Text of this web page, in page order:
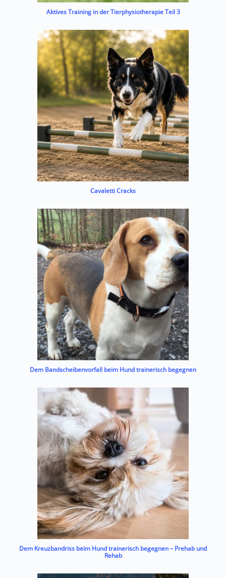
Aktives Training in der Tierphysiotherapie Teil 3
Cavaletti Cracks
Dem Bandscheibenvorfall beim Hund trainerisch begegnen
Dem Kreuzbandriss beim Hund trainerisch begegnen – Prehab und
Rehab